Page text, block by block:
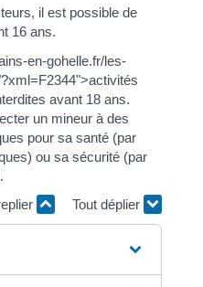
il est possible de
16 ans.
en-gohelle.fr/les-
avant 18 ans.
un mineur à des
pour sa santé (par
ou sa sécurité (par
Tout déplier